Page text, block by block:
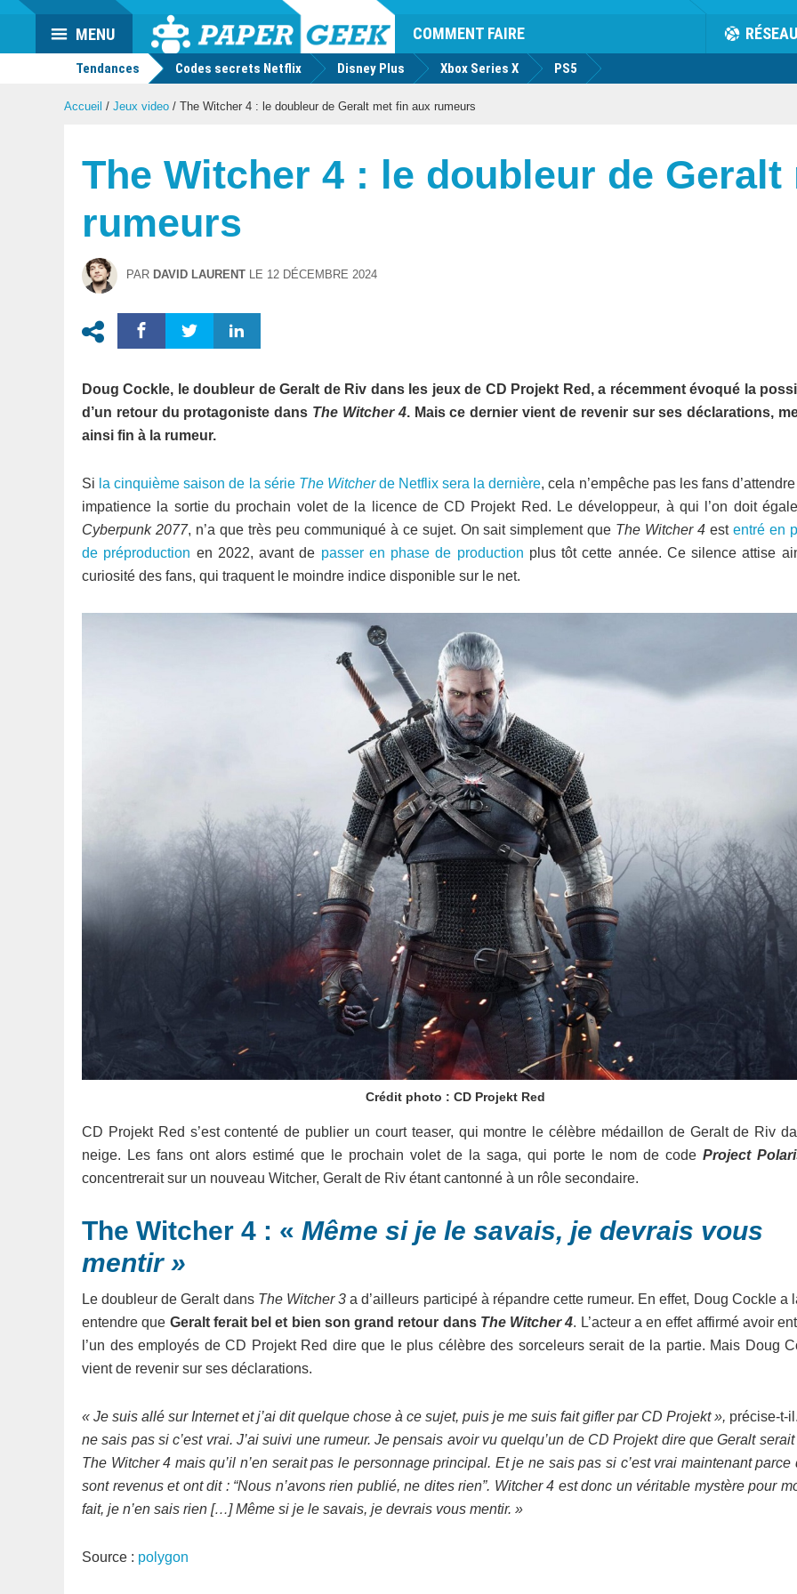
Actu
geek
COMMENT FAIRE RÉSEAU
MENU
Tendances Codes secrets Netflix Disney Plus Xbox Series X PS5
Accueil / Jeux video / The Witcher 4 : le doubleur de Geralt met fin aux rumeurs
The Witcher 4 : le doubleur de
rumeurs
PAR DAVID LAURENT LE 12 DÉCEMBRE 2024
Doug Cockle, le doubleur de Geralt de Riv dans les jeux de CD Projekt Red, a récemment évoqué la
d’un retour du protagoniste dans The Witcher 4. Mais ce dernier vient de revenir sur ses déclarations,
ainsi fin à la rumeur.
Si la cinquième saison de la série The Witcherde Netflix sera la dernière, cela n’empêche pas les fans
impatience la sortie du prochain volet de la licence de CD Projekt Red. Le développeur, à qui l’on doit
Cyberpunk 2077, n’a que très peu communiqué à ce sujet. On sait simplement que The Witcher 4 estentré en
de préproduction en 2022, avant de passer en phase de production plus tôt cette année. Ce silence attise
curiosité des fans, qui traquent le moindre indice disponible sur le net.
Crédit photo : CD Projekt Red
CD Projekt Red s’est contenté de publier un court teaser, qui montre le célèbre médaillon de Geralt de Riv
neige. Les fans ont alors estimé que le prochain volet de la saga, qui porte le nom de code Project
concentrerait sur un nouveau Witcher, Geralt de Riv étant cantonné à un rôle secondaire.
The Witcher 4 : « Même si je le savais, je devrais vous
mentir »
Le doubleur de Geralt dans The Witcher 3 a d’ailleurs participé à répandre cette rumeur. En effet, Doug Cockle a
entendre que Geralt ferait bel et bien son grand retour dans The Witcher 4. L’acteur a en effet affirmé avoir
l’un des employés de CD Projekt Red dire que le plus célèbre des sorceleurs serait de la partie. Mais Doug
vient de revenir sur ses déclarations.
« Je suis allé sur Internet et j’ai dit quelque chose à ce sujet, puis je me suis fait gifler par CD Projekt », précise-t-
ne sais pas si c’est vrai. J’ai suivi une rumeur. Je pensais avoir vu quelqu’un de CD Projekt dire que Geralt
The Witcher 4 mais qu’il n’en serait pas le personnage principal. Et je ne sais pas si c’est vrai maintenant parce
sont revenus et ont dit : “Nous n’avons rien publié, ne dites rien”. Witcher 4 est donc un véritable mystère pour
fait, je n’en sais rien […] Même si je le savais, je devrais vous mentir. »
Source : polygon